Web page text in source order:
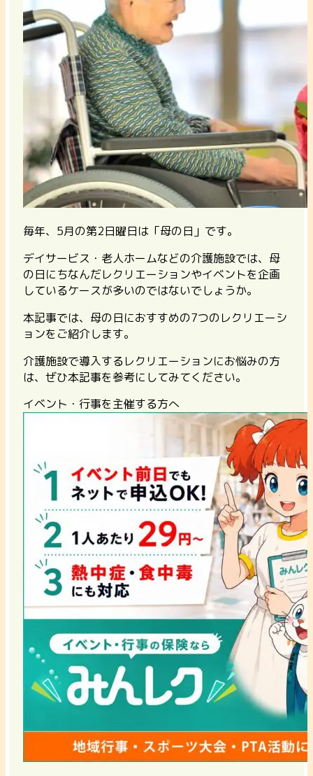
毎年、5月の第2日曜日は「母の日」です。
デイサービス・老人ホームなどの介護施設では、母
の日にちなんだレクリエーションやイベントを企画
しているケースが多いのではないでしょうか。
本記事では、母の日におすすめの7つのレクリエーシ
ョンをご紹介します。
介護施設で導入するレクリエーションにお悩みの方
は、ぜひ本記事を参考にしてみてください。
イベント・行事を主催する方へ